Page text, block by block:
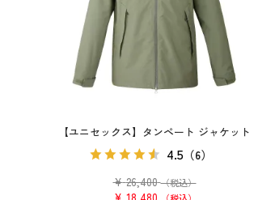
【ユニセックス】タンペート ジャケット
4.5（6）
¥ 26,400 （税込）